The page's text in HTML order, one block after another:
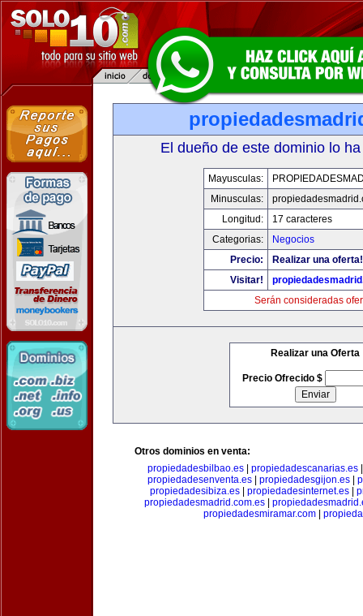
El dueño de este dominio lo
Mayusculas:
Minusculas:
Longitud:
17 caracteres
Categorias:
Negocios
Precio:
Realizar una oferta!
Visitar!
Serán consideradas
Realizar una Oferta
Precio Ofrecido $
Otros dominios en venta:
propiedadesbilbao.es| propiedadescanarias.es
propiedadesenventa.es
propiedadesgijon.es
propiedadesibiza.es
propiedadesinternet.es
propiedadesmadrid.com.es
propiedadesmiramar.com